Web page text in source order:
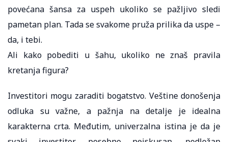
povećana šansa za uspeh ukoliko se pažljivo sledi
pametan plan. Tada se svakome pruža prilika da uspe –
da, i tebi.
Ali kako pobediti u šahu, ukoliko ne znaš pravila
kretanja figura?
Investitori mogu zaraditi bogatstvo. Veštine donošenja
odluka su važne, a pažnja na detalje je idealna
karakterna crta. Međutim, univerzalna istina je da je